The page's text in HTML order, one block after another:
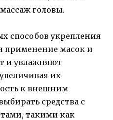
головы.
способов укрепления
применение масок и
и увлажняют
их
к внешним
средства с
такими как